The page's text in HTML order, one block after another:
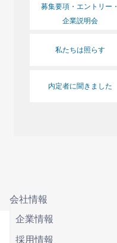
募集要項・エントリー・
企業説明会
私たちは照らす
内定者に聞きました
会社情報
企業情報
採用情報